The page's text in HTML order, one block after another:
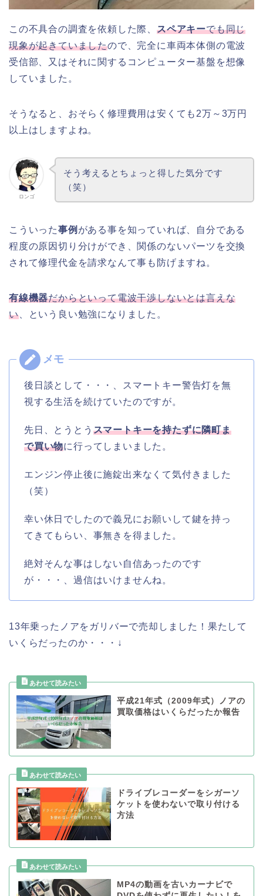
この不具合の調査を依頼した際、 スペアキーでも同じ
現象が起きていましたので、完全に車両本体側の電波
受信部、又はそれに関するコンピューター基盤を想像
していました。
そうなると、おそらく修理費用は安くても2万～3万円
以上はしますよね。
ロンゴ
そう考えるとちょっと得した気分です
（笑）
こういった事例 がある事を知っていれば、自分である
程度の原因切り分けができ、関係のないパーツを交換
されて修理代金を請求なんて事も防げますね。
有線機器だからといって電波干渉しないとは言えな
い、という良い勉強になりました。
後日談として・・・、スマートキー警告灯を無
視する生活を続けていたのですが。
先日、とうとう スマートキーを持たずに隣町ま
で買い物に行ってしまいました。
エンジン停止後に施錠出来なくて気付きました
（笑）
幸い休日でしたので義兄にお願いして鍵を持っ
てきてもらい、事無きを得ました。
絶対そんな事はしない自信あったのです
が・・・、過信はいけませんね。
13年乗ったノアをガリバーで売却しました！果たして
いくらだったのか・・・↓
平成21年式（2009年式）ノアの
買取価格はいくらだったか報告
ドライブレコーダーをシガーソ
ケットを使わないで取り付ける
方法
MP4の動画を古いカーナビで